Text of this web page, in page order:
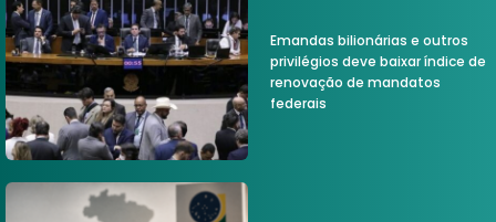
Emandas bilionárias e outros
privilégios deve baixar índice de
renovação de mandatos
federais